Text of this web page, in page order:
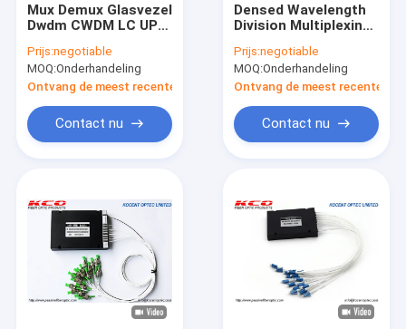
Mux Demux Glasvezel
Dwdm CWDM LC UPC
Optisch DWDM Patch
Panel
Prijs:negotiable
MOQ:Onderhandeling
Ontvang de meest recente Prijs
Contact nu
Densed Wavelength
Division Multiplexing
Glasvezel DWDM SC
APC Connector
Single Mode Voor
FTTx
Prijs:negotiable
MOQ:Onderhandeling
Ontvang de meest recente
Contact nu